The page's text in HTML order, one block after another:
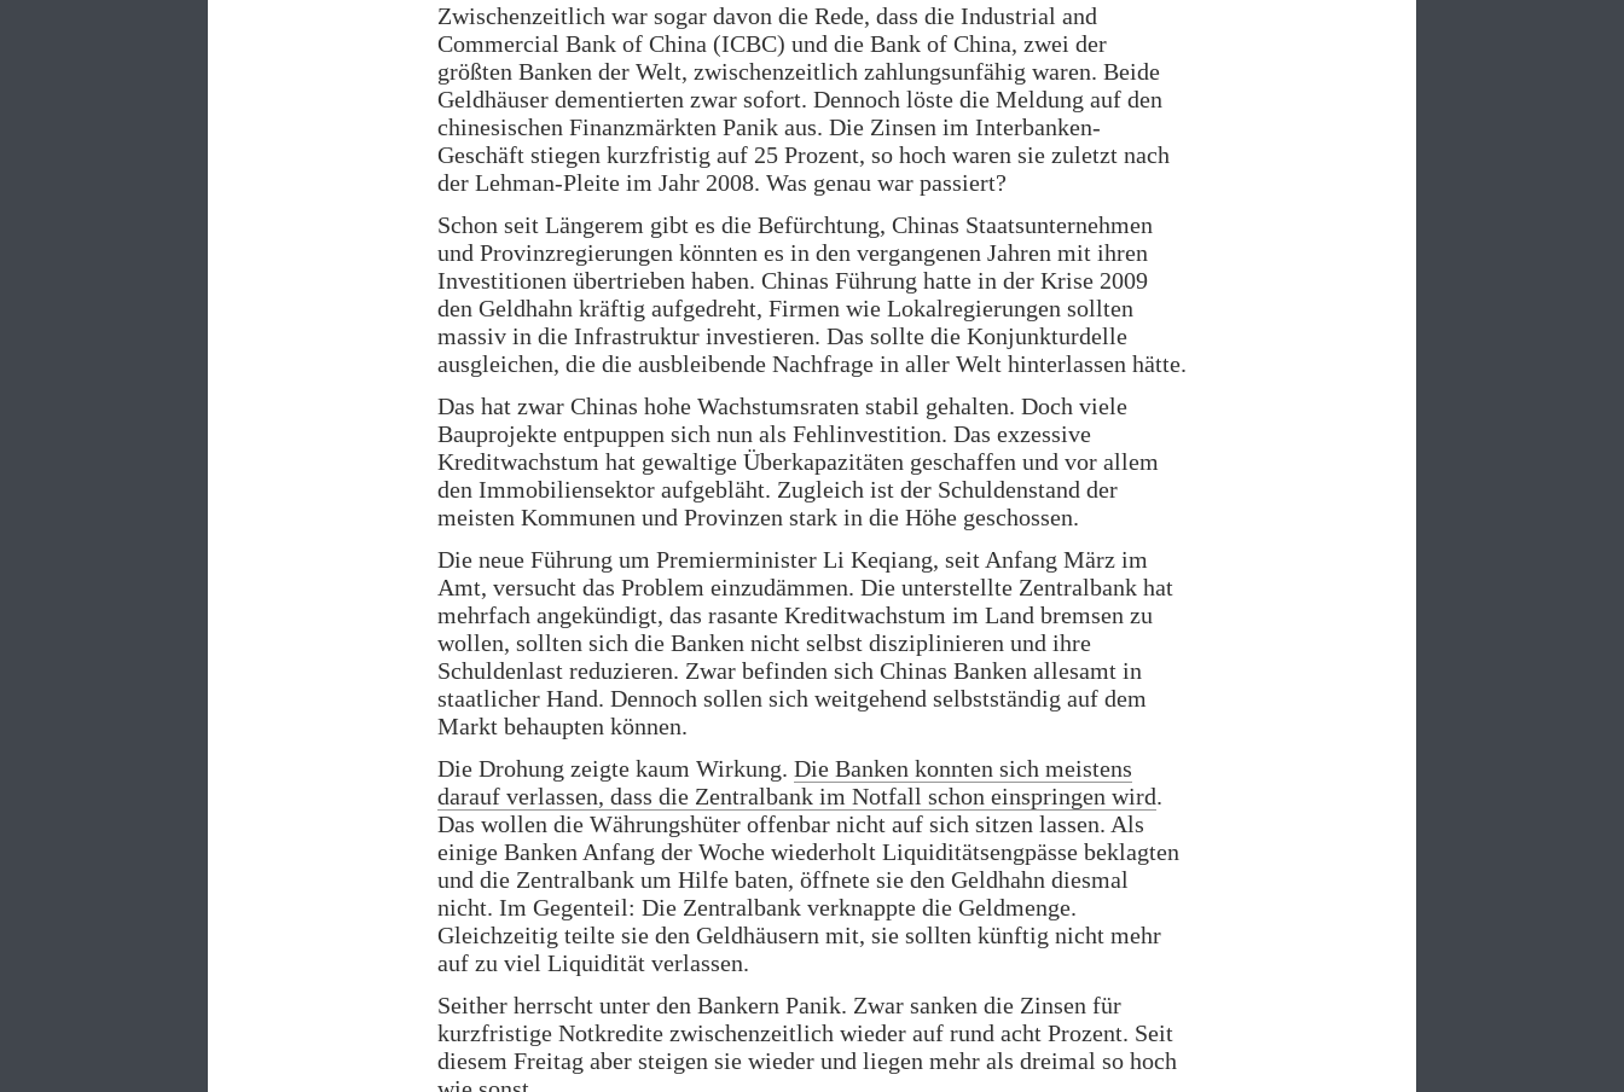
Zwischenzeitlich war sogar davon die Rede, dass die Industrial and
Commercial Bank of China (ICBC) und die Bank of China, zwei der
größten Banken der Welt, zwischenzeitlich zahlungsunfähig waren. Beide
Geldhäuser dementierten zwar sofort. Dennoch löste die Meldung auf den
chinesischen Finanzmärkten Panik aus. Die Zinsen im Interbanken-
Geschäft stiegen kurzfristig auf 25 Prozent, so hoch waren sie zuletzt nach
der Lehman-Pleite im Jahr 2008. Was genau war passiert?
Schon seit Längerem gibt es die Befürchtung, Chinas Staatsunternehmen
und Provinzregierungen könnten es in den vergangenen Jahren mit ihren
Investitionen übertrieben haben. Chinas Führung hatte in der Krise 2009
den Geldhahn kräftig aufgedreht, Firmen wie Lokalregierungen sollten
massiv in die Infrastruktur investieren. Das sollte die Konjunkturdelle
ausgleichen, die die ausbleibende Nachfrage in aller Welt hinterlassen hätte.
Das hat zwar Chinas hohe Wachstumsraten stabil gehalten. Doch viele
Bauprojekte entpuppen sich nun als Fehlinvestition. Das exzessive
Kreditwachstum hat gewaltige Überkapazitäten geschaffen und vor allem
den Immobiliensektor aufgebläht. Zugleich ist der Schuldenstand der
meisten Kommunen und Provinzen stark in die Höhe geschossen.
Die neue Führung um Premierminister Li Keqiang, seit Anfang März im
Amt, versucht das Problem einzudämmen. Die unterstellte Zentralbank hat
mehrfach angekündigt, das rasante Kreditwachstum im Land bremsen zu
wollen, sollten sich die Banken nicht selbst disziplinieren und ihre
Schuldenlast reduzieren. Zwar befinden sich Chinas Banken allesamt in
staatlicher Hand. Dennoch sollen sich weitgehend selbstständig auf dem
Markt behaupten können.
Die Drohung zeigte kaum Wirkung. Die Banken konnten sich meistens
darauf verlassen, dass die Zentralbank im Notfall schon einspringen wird.
Das wollen die Währungshüter offenbar nicht auf sich sitzen lassen. Als
einige Banken Anfang der Woche wiederholt Liquiditätsengpässe beklagten
und die Zentralbank um Hilfe baten, öffnete sie den Geldhahn diesmal
nicht. Im Gegenteil: Die Zentralbank verknappte die Geldmenge.
Gleichzeitig teilte sie den Geldhäusern mit, sie sollten künftig nicht mehr
auf zu viel Liquidität verlassen.
Seither herrscht unter den Bankern Panik. Zwar sanken die Zinsen für
kurzfristige Notkredite zwischenzeitlich wieder auf rund acht Prozent. Seit
diesem Freitag aber steigen sie wieder und liegen mehr als dreimal so hoch